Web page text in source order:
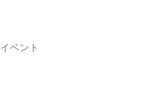
イベント